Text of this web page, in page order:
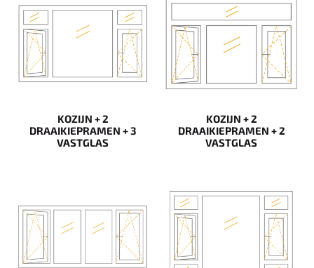
KOZIJN + 2
DRAAIKIEPRAMEN + 3
VASTGLAS
KOZIJN + 2
DRAAIKIEPRAMEN + 2
VASTGLAS